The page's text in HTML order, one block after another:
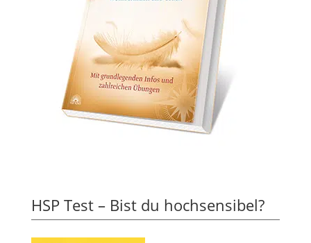
HSP Test – Bist du hochsensibel?